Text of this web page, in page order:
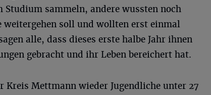
sammeln, andere wussten noch
weitergehen soll und wollten erst einmal
alle, dass dieses erste halbe Jahr ihnen
gebracht und ihr Leben bereichert hat.
Kreis Mettmann wieder Jugendliche unter 27